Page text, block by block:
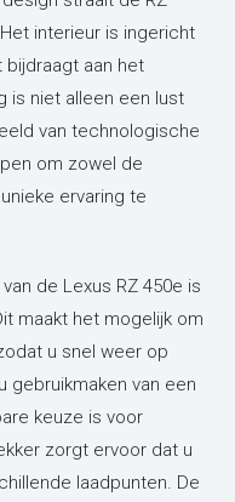
interieur is ingericht
bijdraagt aan het
is niet alleen een lust
van technologische
om zowel de
ervaring te
de Lexus RZ 450e is
maakt het mogelijk om
u snel weer op
gebruikmaken van een
keuze is voor
zorgt ervoor dat u
laadpunten. De